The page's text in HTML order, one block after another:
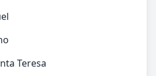
Teresa